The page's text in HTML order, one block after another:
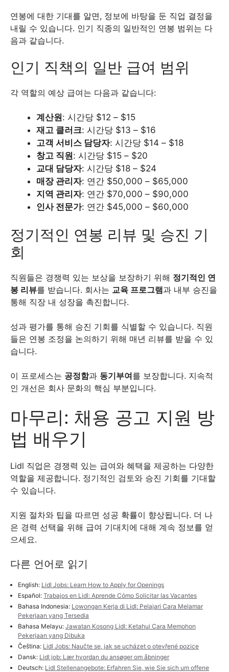
연봉에 대한 기대를 알면, 정보에 바탕을 둔 직업 결정을
내릴 수 있습니다. 인기 직종의 일반적인 연봉 범위는 다
음과 같습니다.
인기 직책의 일반 급여 범위
각 역할의 예상 급여는 다음과 같습니다:
계산원: 시간당 $12 – $15
재고 클러크: 시간당 $13 – $16
고객 서비스 담당자: 시간당 $14 – $18
창고 직원: 시간당 $15 – $20
교대 담당자: 시간당 $18 – $24
매장 관리자: 연간 $50,000 – $65,000
지역 관리자: 연간 $70,000 – $90,000
인사 전문가: 연간 $45,000 – $60,000
정기적인 연봉 리뷰 및 승진 기
회
직원들은 경쟁력 있는 보상을 보장하기 위해 정기적인 연
봉 리뷰를 받습니다. 회사는 교육 프로그램과 내부 승진을
통해 직장 내 성장을 촉진합니다.
성과 평가를 통해 승진 기회를 식별할 수 있습니다. 직원
들은 연봉 조정을 논의하기 위해 매년 리뷰를 받을 수 있
습니다.
이 프로세스는 공정함과 동기부여를 보장합니다. 지속적
인 개선은 회사 문화의 핵심 부분입니다.
마무리: 채용 공고 지원 방
법 배우기
Lidl 직업은 경쟁력 있는 급여와 혜택을 제공하는 다양한
역할을 제공합니다. 정기적인 검토와 승진 기회를 기대할
수 있습니다.
지원 절차와 팁을 따르면 성공 확률이 향상됩니다. 더 나
은 경력 선택을 위해 급여 기대치에 대해 계속 정보를 얻
으세요.
다른 언어로 읽기
English: Lidl Jobs: Learn How to Apply for Openings
Español: Trabajos en Lidl: Aprende Cómo Solicitar las Vacantes
Bahasa Indonesia: Lowongan Kerja di Lidl: Pelajari Cara Melamar
Pekerjaan yang Tersedia
Bahasa Melayu: Jawatan Kosong Lidl: Ketahui Cara Memohon
Pekerjaan yang Dibuka
Čeština: Lidl Jobs: Naučte se, jak se ucházet o otevřené pozice
Dansk: Lidl job: Lær hvordan du ansøger om åbninger
Deutsch: Lidl Stellenangebote: Erfahren Sie, wie Sie sich um offene